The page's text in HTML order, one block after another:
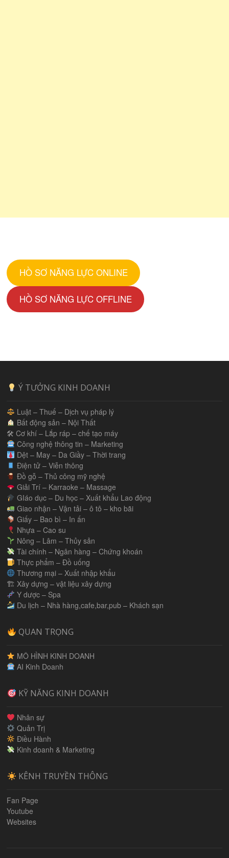
HỒ SƠ NĂNG LỰC ONLINE
HỒ SƠ NĂNG LỰC OFFLINE
Ý TƯỞNG KINH DOANH
Luật – Thuế – Dịch vụ pháp lý
Bất động sản – Nội Thất
🛠 Cơ khí – Lắp ráp – chế tạo máy
Công nghệ thông tin – Marketing
Dệt – May – Da Giầy – Thời trang
Điện tử – Viễn thông
Đồ gỗ – Thủ công mỹ nghệ
Giải Trí – Karraoke – Massage
GIáo dục – Du học – Xuất khẩu Lao động
Giao nhận – Vận tải – ô tô – kho bãi
Giấy – Bao bì – In ấn
Nhựa – Cao su
Nông – Lâm – Thủy sản
Tài chính – Ngân hàng – Chứng khoán
Thực phẩm – Đồ uống
Thương mại – Xuất nhập khẩu
🏗 Xây dựng – vật liệu xây dựng
Y dược – Spa
Du lịch – Nhà hàng,cafe,bar,pub – Khách sạn
QUAN TRỌNG
MÔ HÌNH KINH DOANH
AI Kinh Doanh
KỸ NĂNG KINH DOANH
Nhân sự
Quản Trị
Điều Hành
Kinh doanh & Marketing
KÊNH TRUYỀN THÔNG
Fan Page
Youtube
Websites